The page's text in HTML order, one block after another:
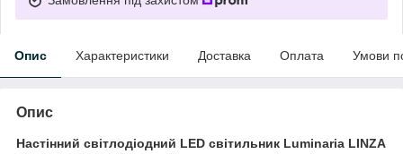
Опис Характеристики Доставка Оплата Умови
Опис
Настінний світлодіодний LED світильник Luminaria LINZA